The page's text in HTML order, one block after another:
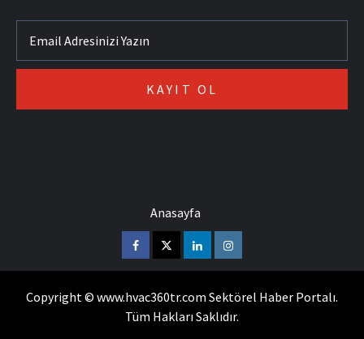
Anasayfa
FacebookTwitterLinkedinInstagram
Copyright © www.hvac360tr.com Sektörel Haber Portalı.
Tüm Hakları Saklıdır.